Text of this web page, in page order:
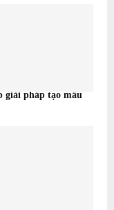
giải pháp tạo mẫu